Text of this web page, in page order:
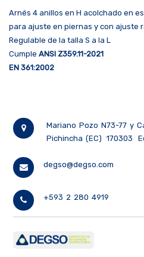
Arnés 4 anillos en H acolchado en
para ajuste en piernas y con ajuste
Regulable de la talla S a la L
Cumple ANSI Z359.11-2021
EN 361:2002
Mariano Pozo N73-77 y
Pichincha (EC)
170303
degso@degso.com
+593 2 280 4919